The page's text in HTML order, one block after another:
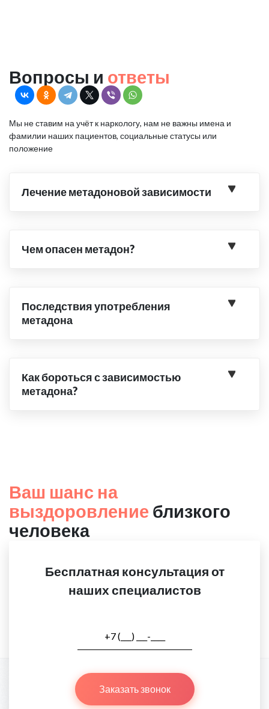
Вопросы и ответы
Мы не ставим на учёт к наркологу, нам не важны имена и
фамилии наших пациентов, социальные статусы или
положение
Лечение метадоновой зависимости
Чем опасен метадон?
Последствия употребления
метадона
Как бороться с зависимостью
метадона?
Ваш шанс на
выздоровление близкого
человека
Бесплатная консультация от
наших специалистов
Заказать звонок